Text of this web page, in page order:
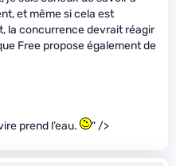
et même si cela est
la concurrence devrait réagir
Free propose également de
prend l’eau. " />